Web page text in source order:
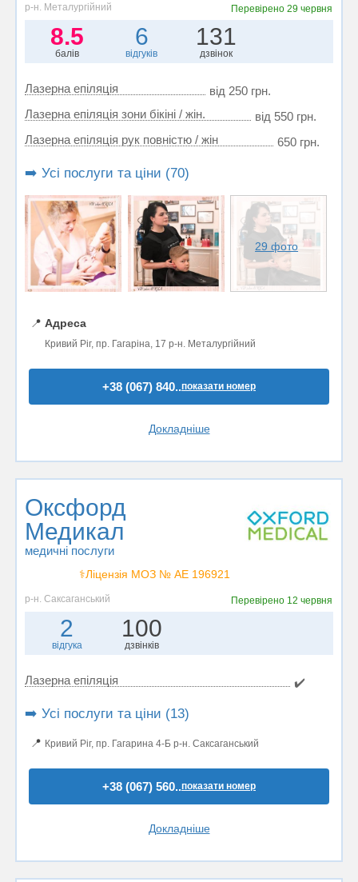
р-н. Металургійний Перевірено29 червня
8.5
балів
6
відгуків
131
дзвінок
Лазерна епіляція
від 250 грн.
Лазерна епіляція зони бікіні / жін.
від 550 грн.
Лазерна епіляція рук повністю / жін
650 грн.
➡️ Усі послуги та ціни (70)
29 фото
📍 Адреса
Кривий Ріг, пр. Гагаріна, 17 р-н. Металургійний
+38 (067) 840..показати номер
Докладніше
Оксфорд
Медикал
медичні послуги
⚕️Ліцензія МОЗ № АЕ 196921
р-н. Саксаганський Перевірено 12 червня
2
відгука
100
дзвінків
Лазерна епіляція ✔️
➡️ Усі послуги та ціни (13)
📍 Кривий Ріг, пр. Гагарина 4-Б р-н. Саксаганський
+38 (067) 560..показати номер
Докладніше